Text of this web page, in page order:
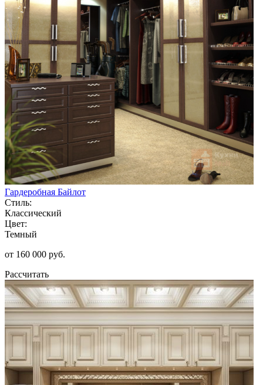
Гардеробная Байлот
Стиль:
Классический
Цвет:
Темный
от 160 000 руб.
Рассчитать